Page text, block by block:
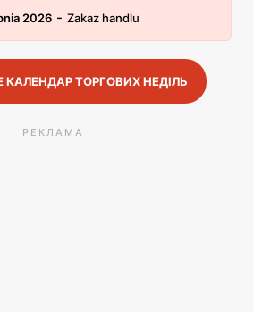
2026 - Zakaz handlu
КАЛЕНДАР ТОРГОВИХ НЕДІЛЬ
РЕКЛАМА